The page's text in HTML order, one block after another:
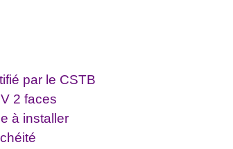
par le CSTB
2 faces
à installer